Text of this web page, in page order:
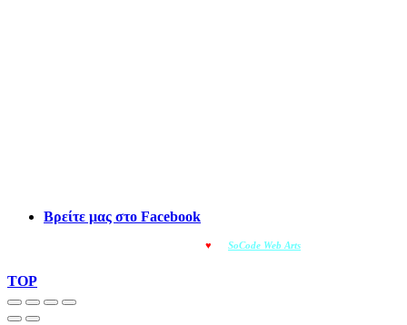
Βρείτε μας στο Facebook
♥ SoCode Web Arts
TOP